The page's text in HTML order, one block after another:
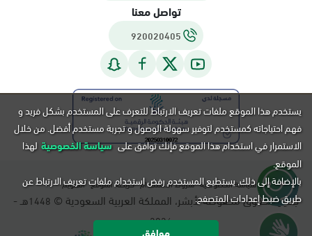
تواصل معنا
920020405
سياسة الخصوصية شروط الاستخدام خريطة الموقع التقويم
جميع الحقوق محفوظة لأبشر، المملكة العربية السعودية © 1448هـ -
2026م.
يستخدم هذا الموقع ملفات تعريف الارتباط للتعرف على المستخدم بشكل فريد و
فهم احتياجاته كمستخدم لتوفير سهولة الوصول و تجربة مستخدم أفضل. من خلال
الاستمرار في استخدام هذا الموقع فإنك توافق على سياسة الخصوصية لهذا
الموقع.
بالإضافة إلى ذلك, يستطيع المستخدم رفض استخدام ملفات تعريف الارتباط عن
طريق ضبط إعدادات المتصفح.
موافق